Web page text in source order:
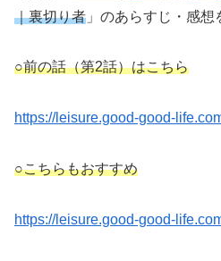
｜裏切り者 」のあらすじ・感想
○前の話（第2話）はこちら
https://leisure.good-good-
○こちらもおすすめ
https://leisure.good-good-